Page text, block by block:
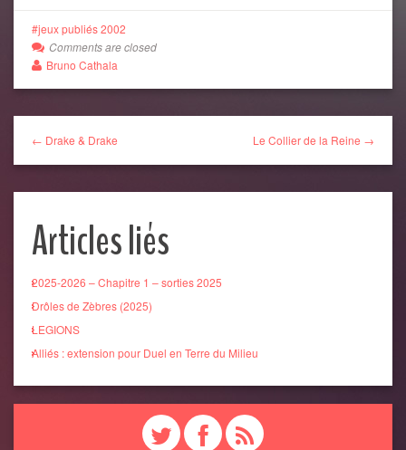
jeux publiés 2002
Comments are closed
Bruno Cathala
← Drake & Drake Le Collier de la Reine →
Articles liés
2025-2026 – Chapitre 1 – sorties 2025
Drôles de Zèbres (2025)
LEGIONS
Alliés : extension pour Duel en Terre du Milieu